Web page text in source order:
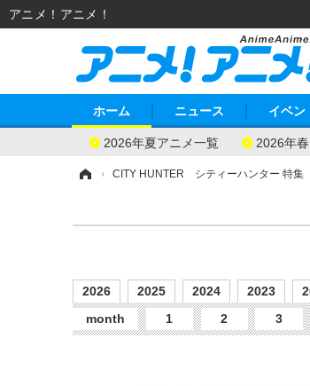
ホーム
2026年夏アニメ一覧 2026年
ニュース イベン
› CITY HUNTER シティーハンター 特集
2026 2025 2024 2023
month
1 2 3
アニメ！アニメ！